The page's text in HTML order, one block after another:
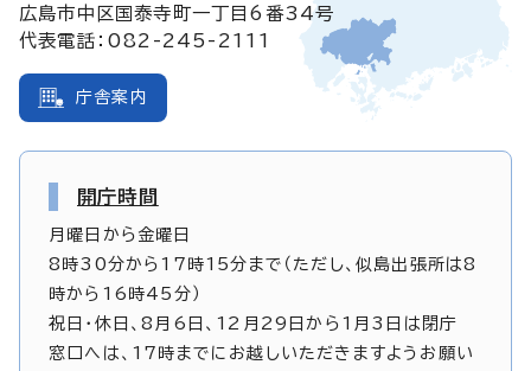
広島市中区国泰寺町一丁目6番34号
代表電話：082-245-2111
庁舎案内
開庁時間
月曜日から金曜日
8時30分から17時15分まで（ただし、似島出張所は8
時から16時45分）
祝日・休日、8月6日、12月29日から1月3日は閉庁
窓口へは、17時までにお越しいただきますようお願い